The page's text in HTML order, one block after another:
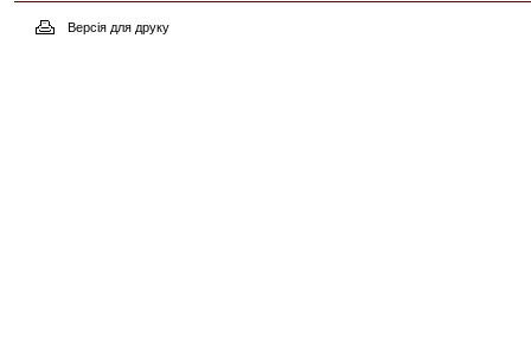
Версія для друку